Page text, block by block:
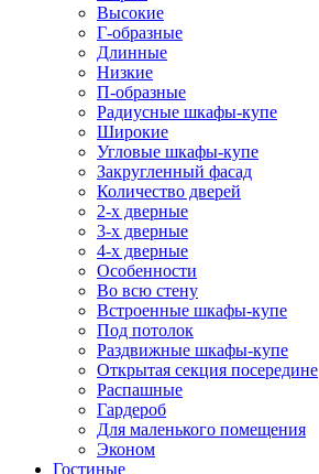
Высокие
Г-образные
Длинные
Низкие
П-образные
Радиусные шкафы-купе
Широкие
Угловые шкафы-купе
Закругленный фасад
Количество дверей
2-х дверные
3-х дверные
4-х дверные
Особенности
Во всю стену
Встроенные шкафы-купе
Под потолок
Раздвижные шкафы-купе
Открытая секция посередине
Распашные
Гардероб
Для маленького помещения
Эконом
Гостиные